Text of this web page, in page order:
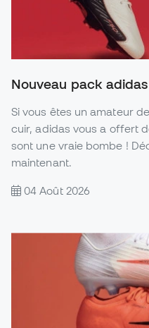
Nouveau pack
Si vous êtes un amateur
cuir, adidas vous a offert
sont une vraie bombe !
maintenant.
04 Août 2026